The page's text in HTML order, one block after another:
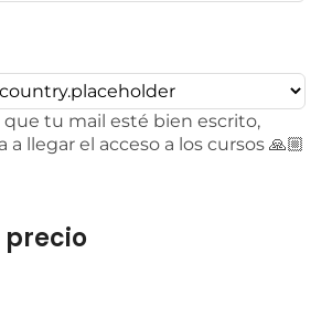
que tu mail esté bien escrito,
llegar el acceso a los cursos 🙏🏼
precio